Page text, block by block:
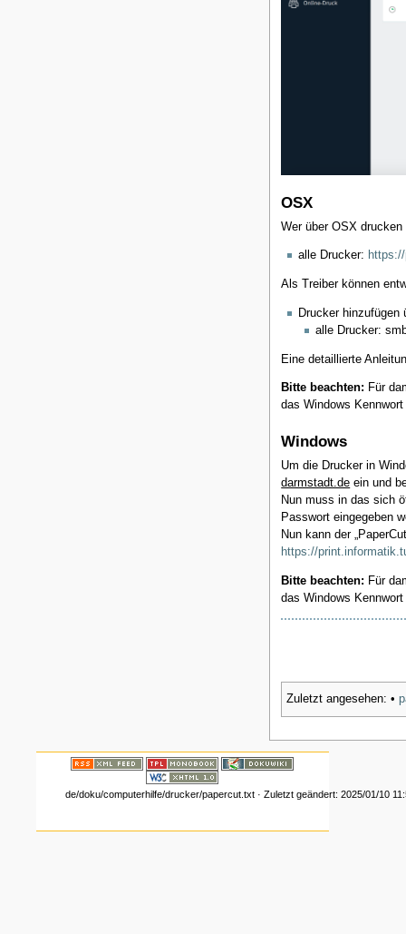
OSX
Wer über OSX
alle Drucker:
Als Treiber können
Drucker
alle Drucker:
Eine detaillierte
Bitte beachten: Für
das Windows
Windows
Um die Drucker in
darmstadt.de ein und
Nun muss in das sich
Passwort eingegeben
Nun kann der
https://
Bitte beachten: Für
das Windows
Zuletzt angesehen: •
de/doku/computerhilfe/drucker/papercut.txt· Zuletzt geändert: 2025/01/10